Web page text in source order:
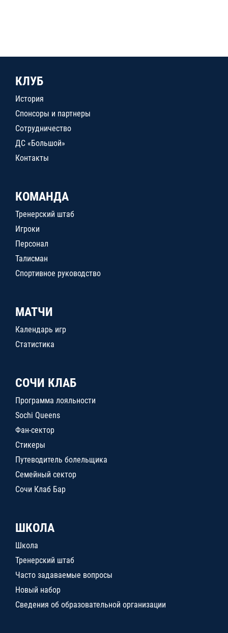
КЛУБ
История
Спонсоры и партнеры
Сотрудничество
ДС «Большой»
Контакты
КОМАНДА
Тренерский штаб
Игроки
Персонал
Талисман
Спортивное руководство
МАТЧИ
Календарь игр
Статистика
СОЧИ КЛАБ
Программа лояльности
Sochi Queens
Фан-сектор
Стикеры
Путеводитель болельщика
Семейный сектор
Сочи Клаб Бар
ШКОЛА
Школа
Тренерский штаб
Часто задаваемые вопросы
Новый набор
Сведения об образовательной организации